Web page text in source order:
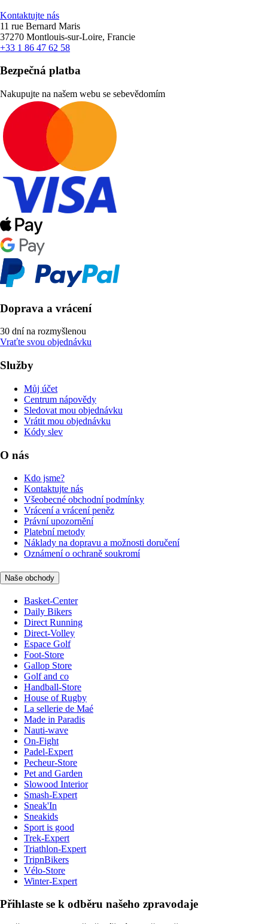
Kontaktujte nás
11 rue Bernard Maris
37270 Montlouis-sur-Loire, Francie
+33 1 86 47 62 58
Bezpečná platba
Nakupujte na našem webu se sebevědomím
Doprava a vrácení
30 dní na rozmyšlenou
Vraťte svou objednávku
Služby
Můj účet
Centrum nápovědy
Sledovat mou objednávku
Vrátit mou objednávku
Kódy slev
O nás
Kdo jsme?
Kontaktujte nás
Všeobecné obchodní podmínky
Vrácení a vrácení peněz
Právní upozornění
Platební metody
Náklady na dopravu a možnosti doručení
Oznámení o ochraně soukromí
Naše obchody
Basket-Center
Daily Bikers
Direct Running
Direct-Volley
Espace Golf
Foot-Store
Gallop Store
Golf and co
Handball-Store
House of Rugby
La sellerie de Maé
Made in Paradis
Nauti-wave
On-Fight
Padel-Expert
Pecheur-Store
Pet and Garden
Slowood Interior
Smash-Expert
Sneak'In
Sneakids
Sport is good
Trek-Expert
Triathlon-Expert
TripnBikers
Vélo-Store
Winter-Expert
Přihlaste se k odběru našeho zpravodaje